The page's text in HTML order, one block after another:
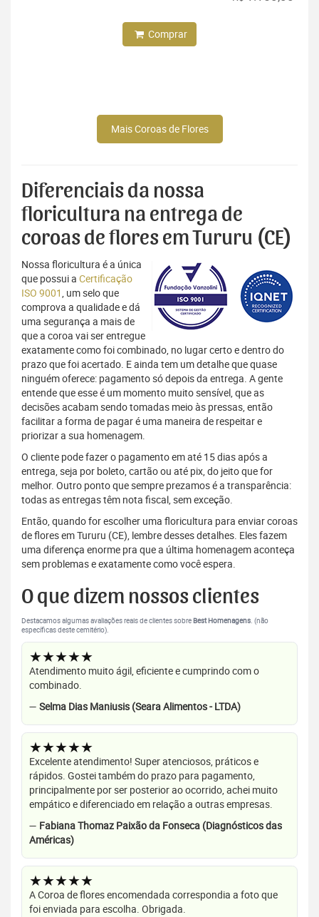
Comprar
Mais Coroas de Flores
Diferenciais da nossa
floricultura na entrega de
coroas de flores em Tururu (CE)
Nossa floricultura é a única
que possui a Certificação
ISO 9001, um selo que
comprova a qualidade e dá
uma segurança a mais de
que a coroa vai ser entregue
exatamente como foi combinado, no lugar certo e dentro do
prazo que foi acertado. E ainda tem um detalhe que quase
ninguém oferece: pagamento só depois da entrega. A gente
entende que esse é um momento muito sensível, que as
decisões acabam sendo tomadas meio às pressas, então
facilitar a forma de pagar é uma maneira de respeitar e
priorizar a sua homenagem.
O cliente pode fazer o pagamento em até 15 dias após a
entrega, seja por boleto, cartão ou até pix, do jeito que for
melhor. Outro ponto que sempre prezamos é a transparência:
todas as entregas têm nota fiscal, sem exceção.
Então, quando for escolher uma floricultura para enviar coroas
de flores em Tururu (CE), lembre desses detalhes. Eles fazem
uma diferença enorme pra que a última homenagem aconteça
sem problemas e exatamente como você espera.
O que dizem nossos clientes
Destacamos algumas avaliações reais de clientes sobre Best Homenagens. (não
específicas deste cemitério).
★★★★★
Atendimento muito ágil, eficiente e cumprindo com o
combinado.
— Selma Dias Maniusis (Seara Alimentos - LTDA)
★★★★★
Excelente atendimento! Super atenciosos, práticos e
rápidos. Gostei também do prazo para pagamento,
principalmente por ser posterior ao ocorrido, achei muito
empático e diferenciado em relação a outras empresas.
— Fabiana Thomaz Paixão da Fonseca (Diagnósticos das
Américas)
★★★★★
A Coroa de flores encomendada correspondia a foto que
foi enviada para escolha. Obrigada.